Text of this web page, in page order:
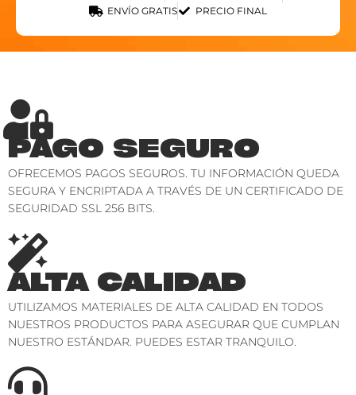
ENVÍO GRATIS
PRECIO FINAL
PAGO SEGURO
OFRECEMOS PAGOS SEGUROS. TU INFORMACIÓN QUEDA
SEGURA Y ENCRIPTADA A TRAVÉS DE UN CERTIFICADO DE
SEGURIDAD SSL 256 BITS.
ALTA CALIDAD
UTILIZAMOS MATERIALES DE ALTA CALIDAD EN TODOS
NUESTROS PRODUCTOS PARA ASEGURAR QUE CUMPLAN
NUESTRO ESTÁNDAR. PUEDES ESTAR TRANQUILO.